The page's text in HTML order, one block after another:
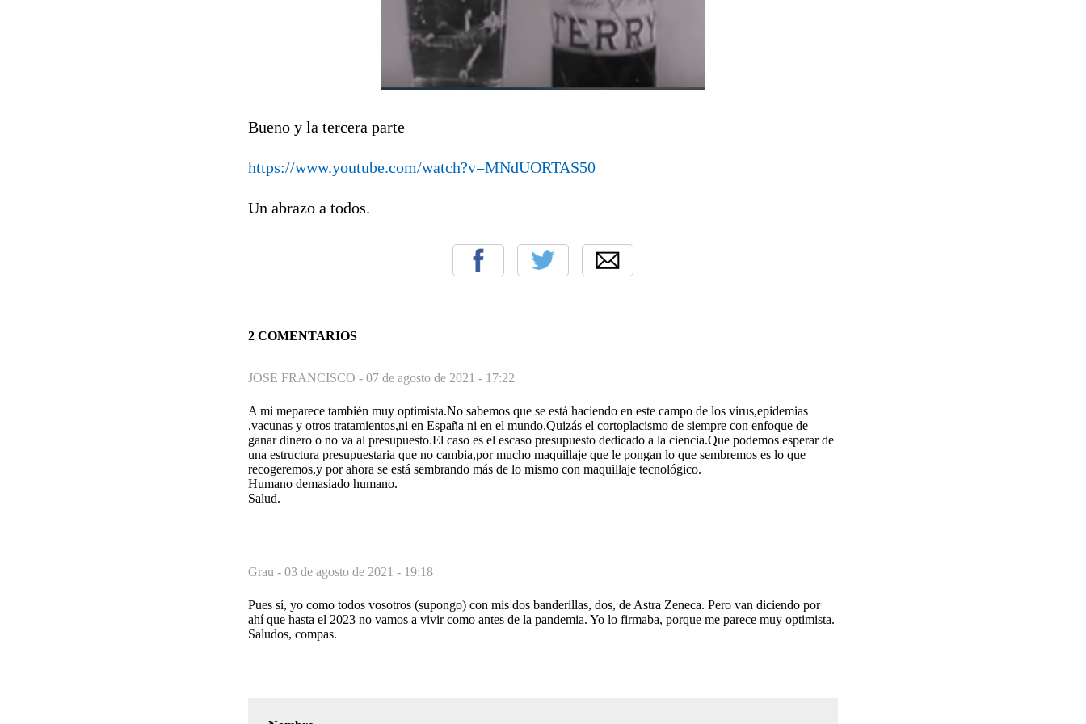
Bueno y la tercera parte
https://www.youtube.com/watch?v=MNdUORTAS50
Un abrazo a todos.
2 COMENTARIOS
JOSE FRANCISCO - 07 de agosto de 2021 - 17:22
A mi meparece también muy optimista.No sabemos que se está haciendo en este campo de los virus,epidemias
,vacunas y otros tratamientos,ni en España ni en el mundo.Quizás el cortoplacismo de siempre con enfoque de
ganar dinero o no va al presupuesto.El caso es el escaso presupuesto dedicado a la ciencia.Que podemos esperar de
una estructura presupuestaria que no cambia,por mucho maquillaje que le pongan lo que sembremos es lo que
recogeremos,y por ahora se está sembrando más de lo mismo con maquillaje tecnológico.
Humano demasiado humano.
Salud.
Grau - 03 de agosto de 2021 - 19:18
Pues sí, yo como todos vosotros (supongo) con mis dos banderillas, dos, de Astra Zeneca. Pero van diciendo por
ahí que hasta el 2023 no vamos a vivir como antes de la pandemia. Yo lo firmaba, porque me parece muy optimista.
Saludos, compas.